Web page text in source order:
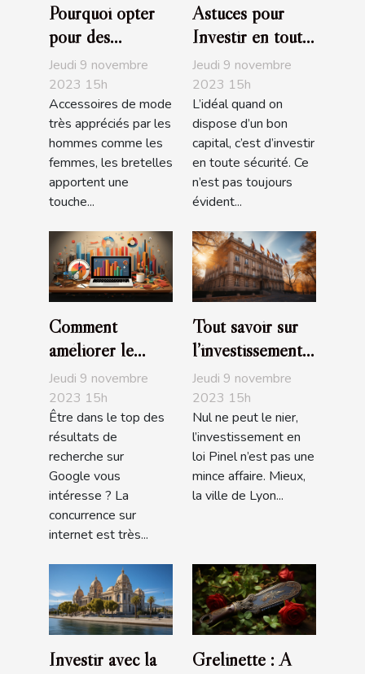
Pourquoi opter
pour des
bretelles
fantaisies ?
Jeudi 9 novembre
2023 15h
Accessoires de mode
très appréciés par les
hommes comme les
femmes, les bretelles
apportent une
touche...
Astuces pour
Investir en toute
sécurité
Jeudi 9 novembre
2023 15h
L’idéal quand on
dispose d’un bon
capital, c’est d’investir
en toute sécurité. Ce
n’est pas toujours
évident...
Comment
améliorer le
positionnement
de son site sur
Google ?
Jeudi 9 novembre
2023 15h
Être dans le top des
résultats de
recherche sur
Google vous
intéresse ? La
concurrence sur
internet est très...
Tout savoir sur
l’investissement
en loi Pinel à
Lyon
Jeudi 9 novembre
2023 15h
Nul ne peut le nier,
l’investissement en
loi Pinel n’est pas une
mince affaire. Mieux,
la ville de Lyon...
Investir avec la
Grelinette : A